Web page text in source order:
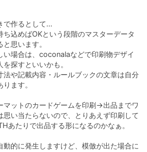
で作るとして…
ち込めばOKという段階のマスターデータ
思います。
い場合は、coconalaなどで印刷物デザイ
探すといいかも。
法や記載内容・ルールブックの文章は自分
ます。
マットのカードゲームを印刷→出品までワ
思い当たらないので、とりあえず印刷して
あたりで出品する形になるのかなぁ。
動的に発生しますけど、模倣が出た場合に